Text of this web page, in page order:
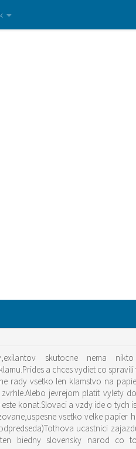
skutocne nema
a chces vydiet co
rady vsetko len klamstvo na
jevrejom platit vylety
konat.Slovaci a vzdy ide o
vsetko velke
ucastnici zajazdu a
ten biedny slovensky narod